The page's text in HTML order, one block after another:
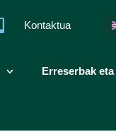
Kontaktua
Erreserbak